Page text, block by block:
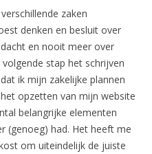
zaken
denken en besluit over
en nooit meer over
stap het schrijven
ik mijn zakelijke plannen
opzetten van mijn website
belangrijke elementen
(genoeg) had. Het heeft me
om uiteindelijk de juiste